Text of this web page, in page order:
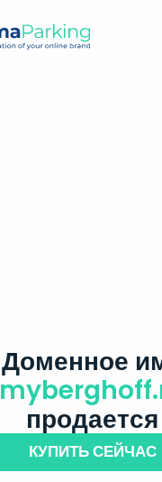
Доменное
продается
КУПИТЬ СЕЙЧАС